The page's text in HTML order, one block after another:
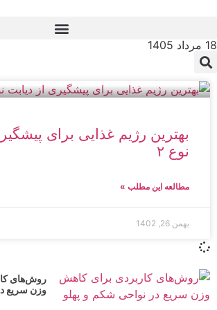
18 مرداد 1405
بهترین رژیم غذایی برای
نوع ۲
مطالعه این مطلب »
بهمن 26, 1402
روش‌های
وزن سریع